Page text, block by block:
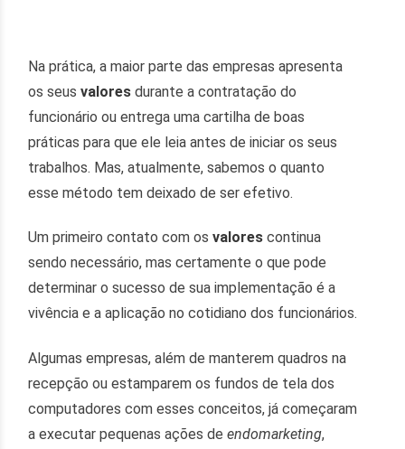
Na prática, a maior parte das empresas apresenta
os seusvaloresdurante a contratação do
funcionário ou entrega uma cartilha de boas
práticas para que ele leia antes de iniciar os seus
trabalhos. Mas, atualmente, sabemos o quanto
esse método tem deixado de ser efetivo.
Um primeiro contato com osvalorescontinua
sendo necessário, mas certamente o que pode
determinar o sucesso de sua implementação é a
vivência e a aplicação no cotidiano dos funcionários.
Algumas empresas, além de manterem quadros na
recepção ou estamparem os fundos de tela dos
computadores com esses conceitos, já começaram
a executar pequenas ações deendomarketing,